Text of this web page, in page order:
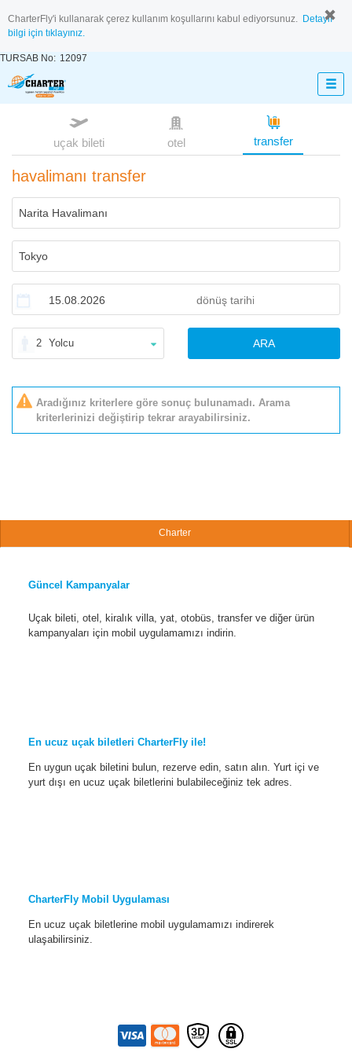
CharterFly'i kullanarak çerez kullanım koşullarını kabul ediyorsunuz. Detaylı
bilgi için tıklayınız.
TURSAB No: 12097
uçak bileti otel transfer
havalimanı transfer
2 Yolcu ARA
Aradığınız kriterlere göre sonuç bulunamadı. Arama
kriterlerinizi değiştirip tekrar arayabilirsiniz.
Charter
Güncel Kampanyalar
Uçak bileti, otel, kiralık villa, yat, otobüs, transfer ve diğer ürün
kampanyaları için mobil uygulamamızı indirin.
En ucuz uçak biletleri CharterFly ile!
En uygun uçak biletini bulun, rezerve edin, satın alın. Yurt içi ve
yurt dışı en ucuz uçak biletlerini bulabileceğiniz tek adres.
CharterFly Mobil Uygulaması
En ucuz uçak biletlerine mobil uygulamamızı indirerek
ulaşabilirsiniz.